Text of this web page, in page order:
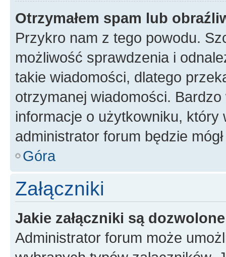
Otrzymałem spam lub
Przykro nam z tego powodu.
możliwość sprawdzenia i
takie wiadomości, dlatego
otrzymanej wiadomości.
informacje o użytkowniku, który
administrator forum będzie
Góra
Załączniki
Jakie załączniki są
Administrator forum może